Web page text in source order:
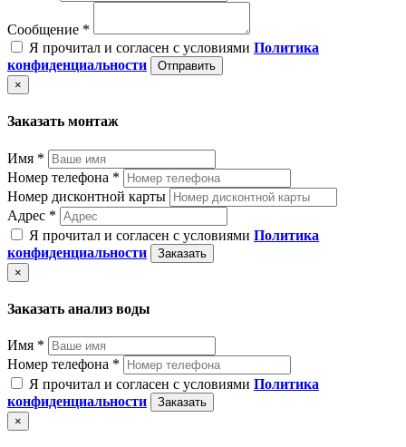
Сообщение *
Я прочитал и согласен с условиями Политика
конфиденциальности
Отправить
×
Заказать монтаж
Имя *
Номер телефона *
Номер дисконтной карты
Адрес *
Я прочитал и согласен с условиями Политика
конфиденциальности
Заказать
×
Заказать анализ воды
Имя *
Номер телефона *
Я прочитал и согласен с условиями Политика
конфиденциальности
Заказать
×